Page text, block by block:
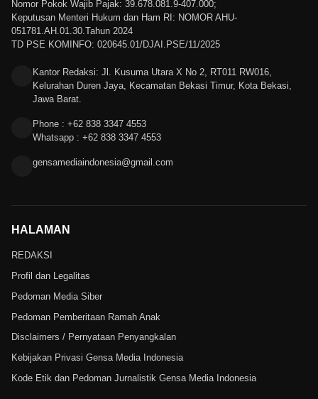
Nomor Pokok Wajib Pajak: 39.678.081.9-407.000;
Keputusan Menteri Hukum dan Ham RI: NOMOR AHU-
051781.AH.01.30.Tahun 2024
TD PSE KOMINFO: 020645.01/DJAI.PSE/11/2025
Kantor Redaksi: Jl. Kusuma Utara X No 2, RT011 RW016,
Kelurahan Duren Jaya, Kecamatan Bekasi Timur, Kota Bekasi,
Jawa Barat.
Phone : +62 838 3347 4553
Whatsapp : +62 838 3347 4553
gensamediaindonesia@gmail.com
HALAMAN
REDAKSI
Profil dan Legalitas
Pedoman Media Siber
Pedoman Pemberitaan Ramah Anak
Disclaimers / Pernyataan Penyangkalan
Kebijakan Privasi Gensa Media Indonesia
Kode Etik dan Pedoman Jurnalistik Gensa Media Indonesia